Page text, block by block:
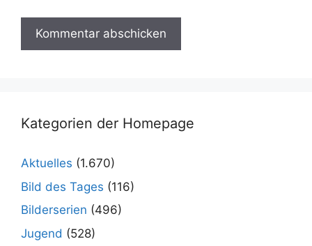
Kategorien der Homepage
Aktuelles (1.670)
Bild des Tages (116)
Bilderserien (496)
Jugend (528)